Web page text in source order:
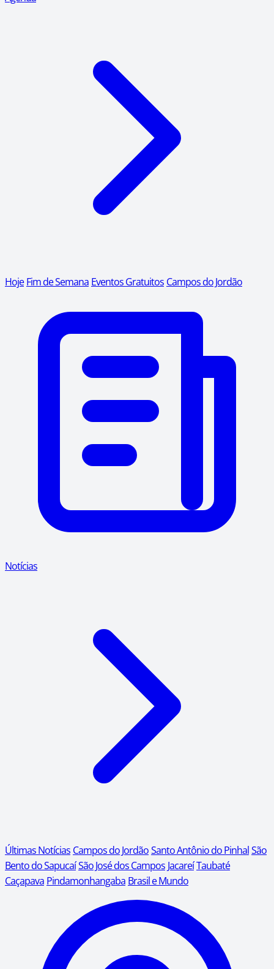
Hoje Fim de Semana Eventos Gratuitos Campos do Jordão
Notícias
Últimas Notícias Campos do JordãoSanto Antônio do PinhalSão
Bento do SapucaíSão José dos Campos JacareíTaubaté
Caçapava Pindamonhangaba Brasil e Mundo